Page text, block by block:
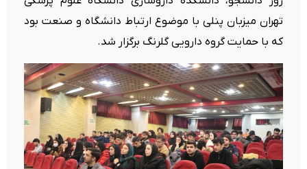
تهران میزبان پنلی با موضوع ارتباط دانشگاه و صنعت بود
که با حمایت گروه دارویی گلرنگ برگزار شد.